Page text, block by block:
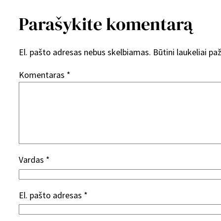
Parašykite komentarą
El. pašto adresas nebus skelbiamas. Būtini laukeliai
Komentaras *
Vardas *
El. pašto adresas *